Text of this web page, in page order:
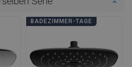
BADEZIMMER-TAGE